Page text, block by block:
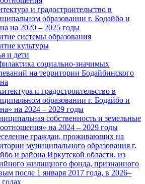
и градостроительство в
образовании г. Бодайбо и
на 2020 – 2025 годы
системы образования
культуры
и дети
социально-значимых
на территории Бодайбинского
и градостроительство в
образовании г. Бодайбо и
на 2024 – 2029 годы
собственность и земельные
на 2024 – 2029 годы
граждан, проживающих на
муниципального образования г.
и района Иркутской области, из
жилищного фонда, признанного
после 1 января 2017 года, в 2026–
годах